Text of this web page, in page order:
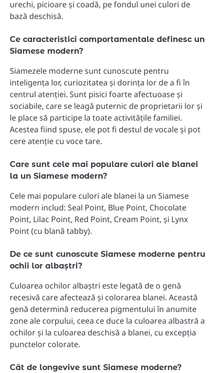
urechi, picioare și coadă, pe fondul unei culori de
bază deschisă.
Ce caracteristici comportamentale definesc un
Siamese modern?
Siamezele moderne sunt cunoscute pentru
inteligența lor, curiozitatea și dorința lor de a fi în
centrul atenției. Sunt pisici foarte afectuoase și
sociabile, care se leagă puternic de proprietarii lor și
le place să participe la toate activitățile familiei.
Acestea fiind spuse, ele pot fi destul de vocale și pot
cere atenție cu voce tare.
Care sunt cele mai populare culori ale blanei
la un Siamese modern?
Cele mai populare culori ale blanei la un Siamese
modern includ: Seal Point, Blue Point, Chocolate
Point, Lilac Point, Red Point, Cream Point, și Lynx
Point (cu blană tabby).
De ce sunt cunoscute Siamese moderne pentru
ochii lor albaștri?
Culoarea ochilor albaștri este legată de o genă
recesivă care afectează și colorarea blanei. Această
genă determină reducerea pigmentului în anumite
zone ale corpului, ceea ce duce la culoarea albastră a
ochilor și la culoarea deschisă a blanei, cu excepția
punctelor colorate.
Cât de longevive sunt Siamese moderne?